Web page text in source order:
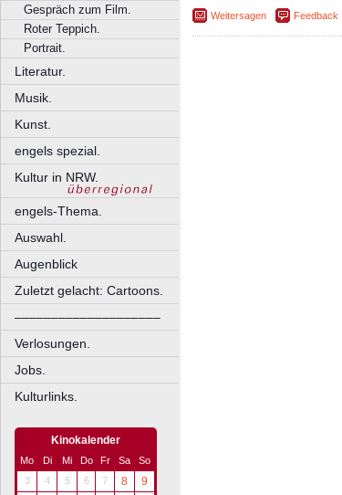
Gespräch zum Film.
Roter Teppich.
Portrait.
Literatur.
Musik.
Kunst.
engels spezial.
Kultur in NRW.
engels-Thema.
Auswahl.
Augenblick
Zuletzt gelacht: Cartoons.
––––––––––––––––––––
Verlosungen.
Jobs.
Kulturlinks.
Kinokalender
Mo Di Mi Do Fr Sa
So
3
4 5 6 7 8
9
Weitersagen Feedback